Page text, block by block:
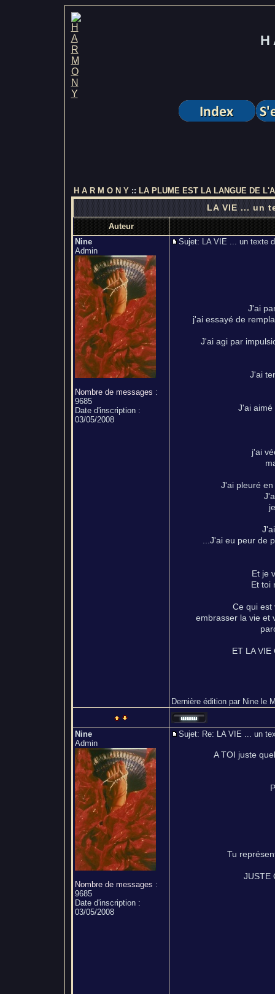
H
H A R M O N Y:: LA PLUME EST LA LANGUE DE
LA VIE ... un
Auteur
Nine
Admin
Nombre de messages :
9685
Date d'inscription :
03/05/2008
Sujet: LA VIE ... un texte
J'ai
j'ai essayé de
J'ai agi par
J'ai
J'ai aimé
j'ai
J'ai pleuré
...J'ai eu peur de
Et je
Et toi
Ce qui est
embrasser la vie et
ET LA
Dernière édition par Nine le
Nine
Admin
Nombre de messages :
9685
Date d'inscription :
03/05/2008
Sujet: Re: LA VIE ... un
A TOI juste
Tu
JUSTE